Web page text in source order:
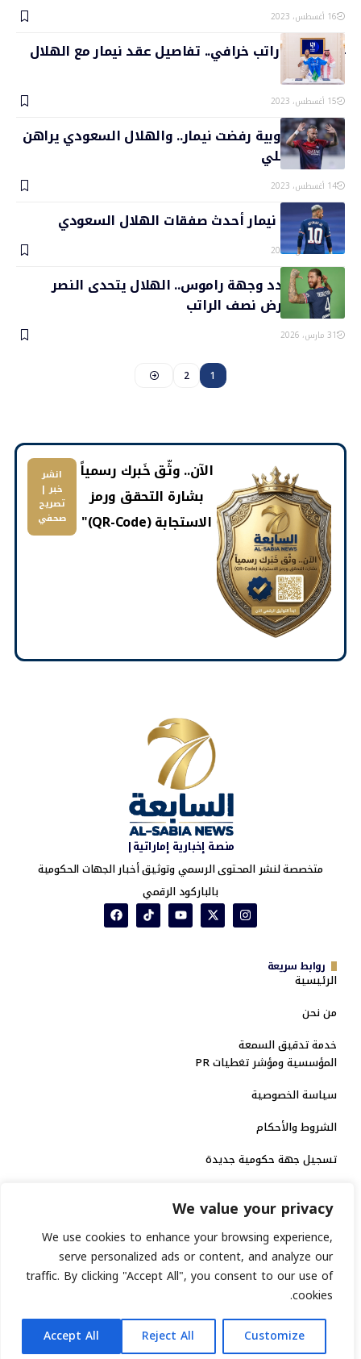
We value your privacy
We use cookies to enhance your browsing experience,
serve personalized ads or content, and analyze our
traffic. By clicking "Accept All", you consent to our use of
cookies.
Customize
Reject All
Accept All
16 أغسطس، 2023
4 مميزات وراتب خرافي.. تفاصيل عقد نيمار مع الهلال
السعودي
15 أغسطس، 2023
5 أندية أوروبية رفضت نيمار.. والهلال السعودي يراهن
على البرازيلي
14 أغسطس، 2023
تم الحسم.. نيمار أحدث صفقات الهلال السعودي
13 أغسطس، 2023
الأموال تحدد وجهة راموس.. الهلال يتحدى النصر
وباريس يعرض نصف الراتب
31 مارس، 2026
1
2
​الآن.. وثّق خَبرك رسمياً
بشارة التحقق ورمز
الاستجابة (QR-Code)"
انشر
خبر |
تصريح
صحفي
منصة إخبارية إماراتية|
متخصصة لنشر المحتوى الرسمي وتوثيق أخبار الجهات الحكومية
بالباركود الرقمي
روابط سريعة
الرئيسية
من نحن
خدمة تدقيق السمعة
المؤسسية ومؤشر تغطيات PR
سياسة الخصوصية
الشروط والأحكام
تسجيل جهة حكومية جديدة
الاعتماد الرسمي
منصة إخبارية مرخصة
رقم الترخيص الاتحادي : 8793134
جميع حقوق التوثيق الرقمي محفوظة لمنصة السابعة © 2026. AR
انشر خبرك